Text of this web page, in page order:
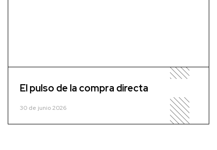
El pulso de la compra directa
30 de junio 2026